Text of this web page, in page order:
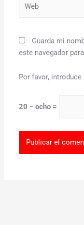
Guarda mi
este navegador
Por favor,
20 − ocho =